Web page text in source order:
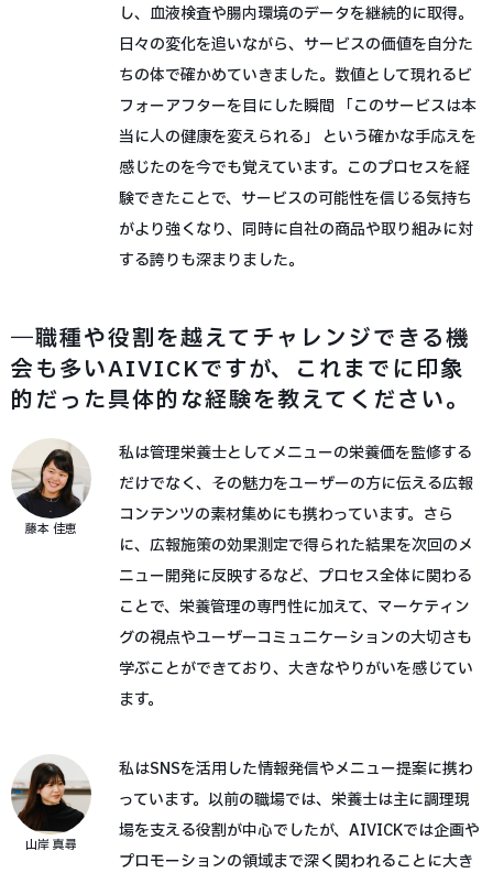
し、血液検査や腸内環境のデータを継続的に取得。
日々の変化を追いながら、サービスの価値を自分た
ちの体で確かめていきました。数値として現れるビ
フォーアフターを目にした瞬間 「このサービスは本
当に人の健康を変えられる」 という確かな手応えを
感じたのを今でも覚えています。このプロセスを経
験できたことで、サービスの可能性を信じる気持ち
がより強くなり、同時に自社の商品や取り組みに対
する誇りも深まりました。
―職種や役割を越えてチャレンジできる機
会も多いAIVICKですが、これまでに印象
的だった具体的な経験を教えてください。
藤本 佳恵
私は管理栄養士としてメニューの栄養価を監修する
だけでなく、その魅力をユーザーの方に伝える広報
コンテンツの素材集めにも携わっています。さら
に、広報施策の効果測定で得られた結果を次回のメ
ニュー開発に反映するなど、プロセス全体に関わる
ことで、栄養管理の専門性に加えて、マーケティン
グの視点やユーザーコミュニケーションの大切さも
学ぶことができており、大きなやりがいを感じてい
ます。
山岸 真尋
私はSNSを活用した情報発信やメニュー提案に携わ
っています。以前の職場では、栄養士は主に調理現
場を支える役割が中心でしたが、AIVICKでは企画や
プロモーションの領域まで深く関われることに大き